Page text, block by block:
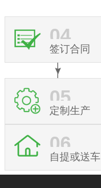
04
签订合同
05
定制生产
06
自提或送车